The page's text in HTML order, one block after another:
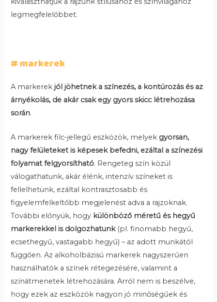
legmegfelelőbbet.
# markerek
A markerek jól jöhetnek a színezés, a kontúrozás és az
árnyékolás, de akár csak egy gyors skicc létrehozása
során.
A markerek filc-jellegű eszközök, melyek gyorsan,
nagy felületeket is képesek befedni, ezáltal a színezési
folyamat felgyorsítható. Rengeteg szín közül
válogathatunk, akár élénk, intenzív színeket is
fellelhetünk, ezáltal kontrasztosabb és
figyelemfelkeltőbb megjelenést adva a rajzoknak.
További előnyük, hogy különböző méretű és hegyű
markerekkel is dolgozhatunk(pl. finomabb hegyű,
ecsethegyű, vastagabb hegyű) – az adott munkától
függően. Az alkoholbázisú markerek nagyszerűen
használhatók a színek rétegezésére, valamint a
színátmenetek létrehozására. Arról nem is beszélve,
hogy ezek az eszközök nagyon jó minőségűek és